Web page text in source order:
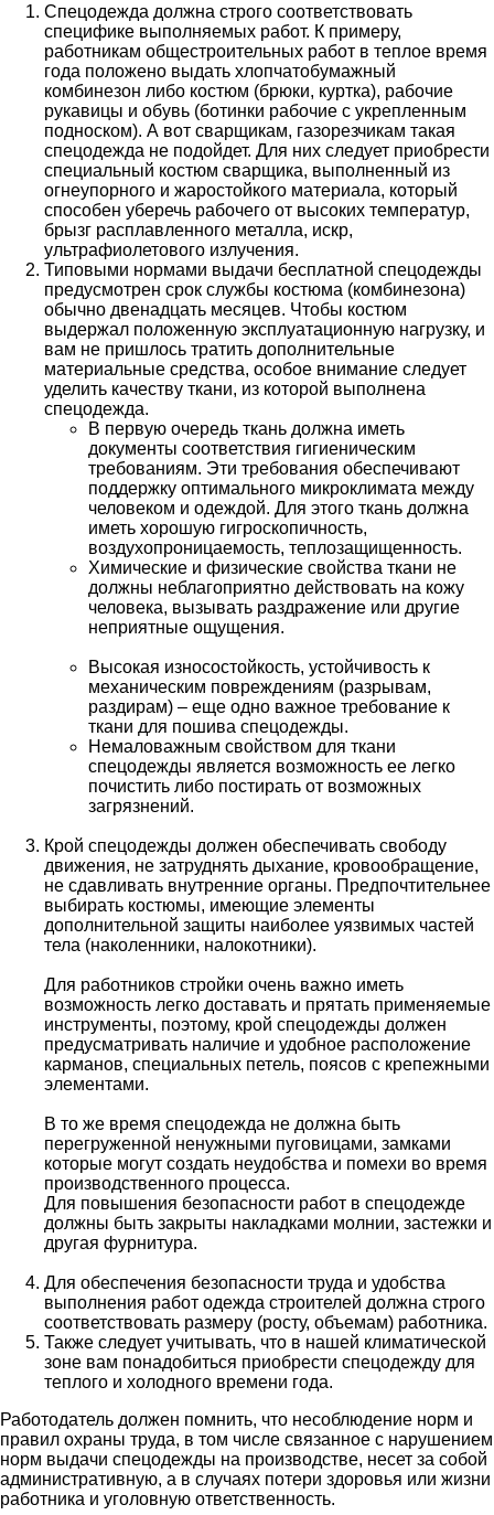
Спецодежда должна строго соответствовать
специфике выполняемых работ. К примеру,
работникам общестроительных работ в теплое время
года положено выдать хлопчатобумажный
комбинезон либо костюм (брюки, куртка), рабочие
рукавицы и обувь (ботинки рабочие с укрепленным
подноском). А вот сварщикам, газорезчикам такая
спецодежда не подойдет. Для них следует приобрести
специальный костюм сварщика, выполненный из
огнеупорного и жаростойкого материала, который
способен уберечь рабочего от высоких температур,
брызг расплавленного металла, искр,
ультрафиолетового излучения.
Типовыми нормами выдачи бесплатной спецодежды
предусмотрен срок службы костюма (комбинезона)
обычно двенадцать месяцев. Чтобы костюм
выдержал положенную эксплуатационную нагрузку, и
вам не пришлось тратить дополнительные
материальные средства, особое внимание следует
уделить качеству ткани, из которой выполнена
спецодежда.
В первую очередь ткань должна иметь
документы соответствия гигиеническим
требованиям. Эти требования обеспечивают
поддержку оптимального микроклимата между
человеком и одеждой. Для этого ткань должна
иметь хорошую гигроскопичность,
воздухопроницаемость, теплозащищенность.
Химические и физические свойства ткани не
должны неблагоприятно действовать на кожу
человека, вызывать раздражение или другие
неприятные ощущения.
Высокая износостойкость, устойчивость к
механическим повреждениям (разрывам,
раздирам) – еще одно важное требование к
ткани для пошива спецодежды.
Немаловажным свойством для ткани
спецодежды является возможность ее легко
почистить либо постирать от возможных
загрязнений.
Крой спецодежды должен обеспечивать свободу
движения, не затруднять дыхание, кровообращение,
не сдавливать внутренние органы. Предпочтительнее
выбирать костюмы, имеющие элементы
дополнительной защиты наиболее уязвимых частей
тела (наколенники, налокотники).
Для работников стройки очень важно иметь
возможность легко доставать и прятать применяемые
инструменты, поэтому, крой спецодежды должен
предусматривать наличие и удобное расположение
карманов, специальных петель, поясов с крепежными
элементами.
В то же время спецодежда не должна быть
перегруженной ненужными пуговицами, замками
которые могут создать неудобства и помехи во время
производственного процесса.
Для повышения безопасности работ в спецодежде
должны быть закрыты накладками молнии, застежки и
другая фурнитура.
Для обеспечения безопасности труда и удобства
выполнения работ одежда строителей должна строго
соответствовать размеру (росту, объемам) работника.
Также следует учитывать, что в нашей климатической
зоне вам понадобиться приобрести спецодежду для
теплого и холодного времени года.
Работодатель должен помнить, что несоблюдение норм и
правил охраны труда, в том числе связанное с нарушением
норм выдачи спецодежды на производстве, несет за собой
административную, а в случаях потери здоровья или жизни
работника и уголовную ответственность.